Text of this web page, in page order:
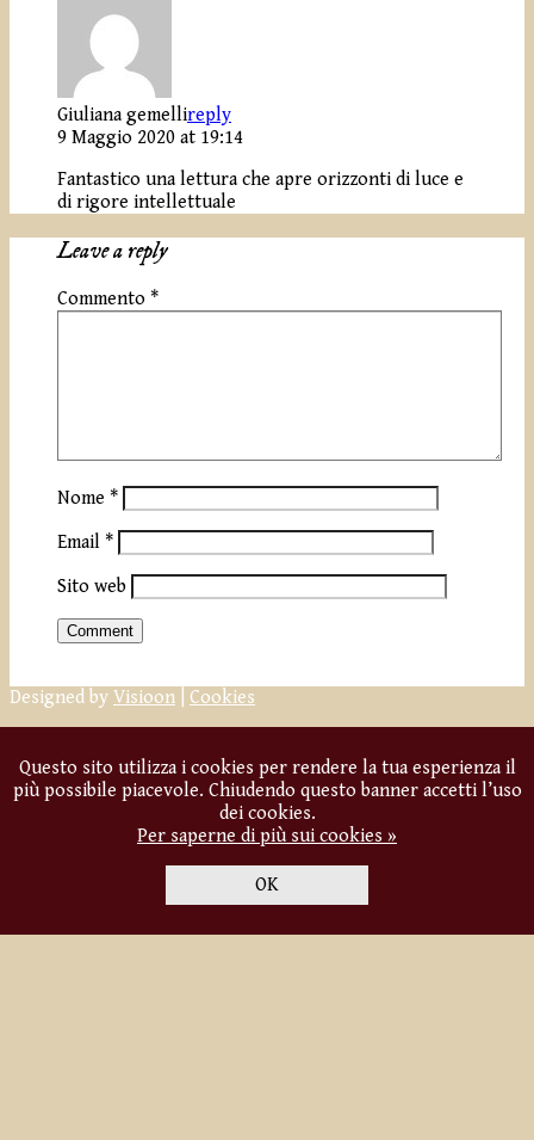
Giuliana gemellireply
9 Maggio 2020 at 19:14
Fantastico una lettura che apre orizzonti di luce e
di rigore intellettuale
Leave a reply
Commento *
Nome *
Email *
Sito web
Designed by Visioon Cookies
Questo sito utilizza i cookies per rendere la tua esperienza il
più possibile piacevole. Chiudendo questo banner accetti l’uso
dei cookies.
Per saperne di più sui cookies »
OK